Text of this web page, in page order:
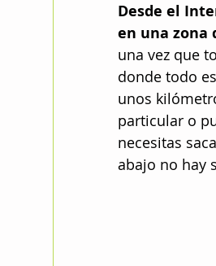
Desde el
en una zona
una vez que
donde todo
unos
particular o
necesitas
abajo no hay